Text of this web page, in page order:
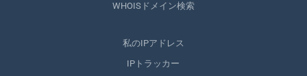
WHOISドメイン検索
私のIPアドレス
IPトラッカー